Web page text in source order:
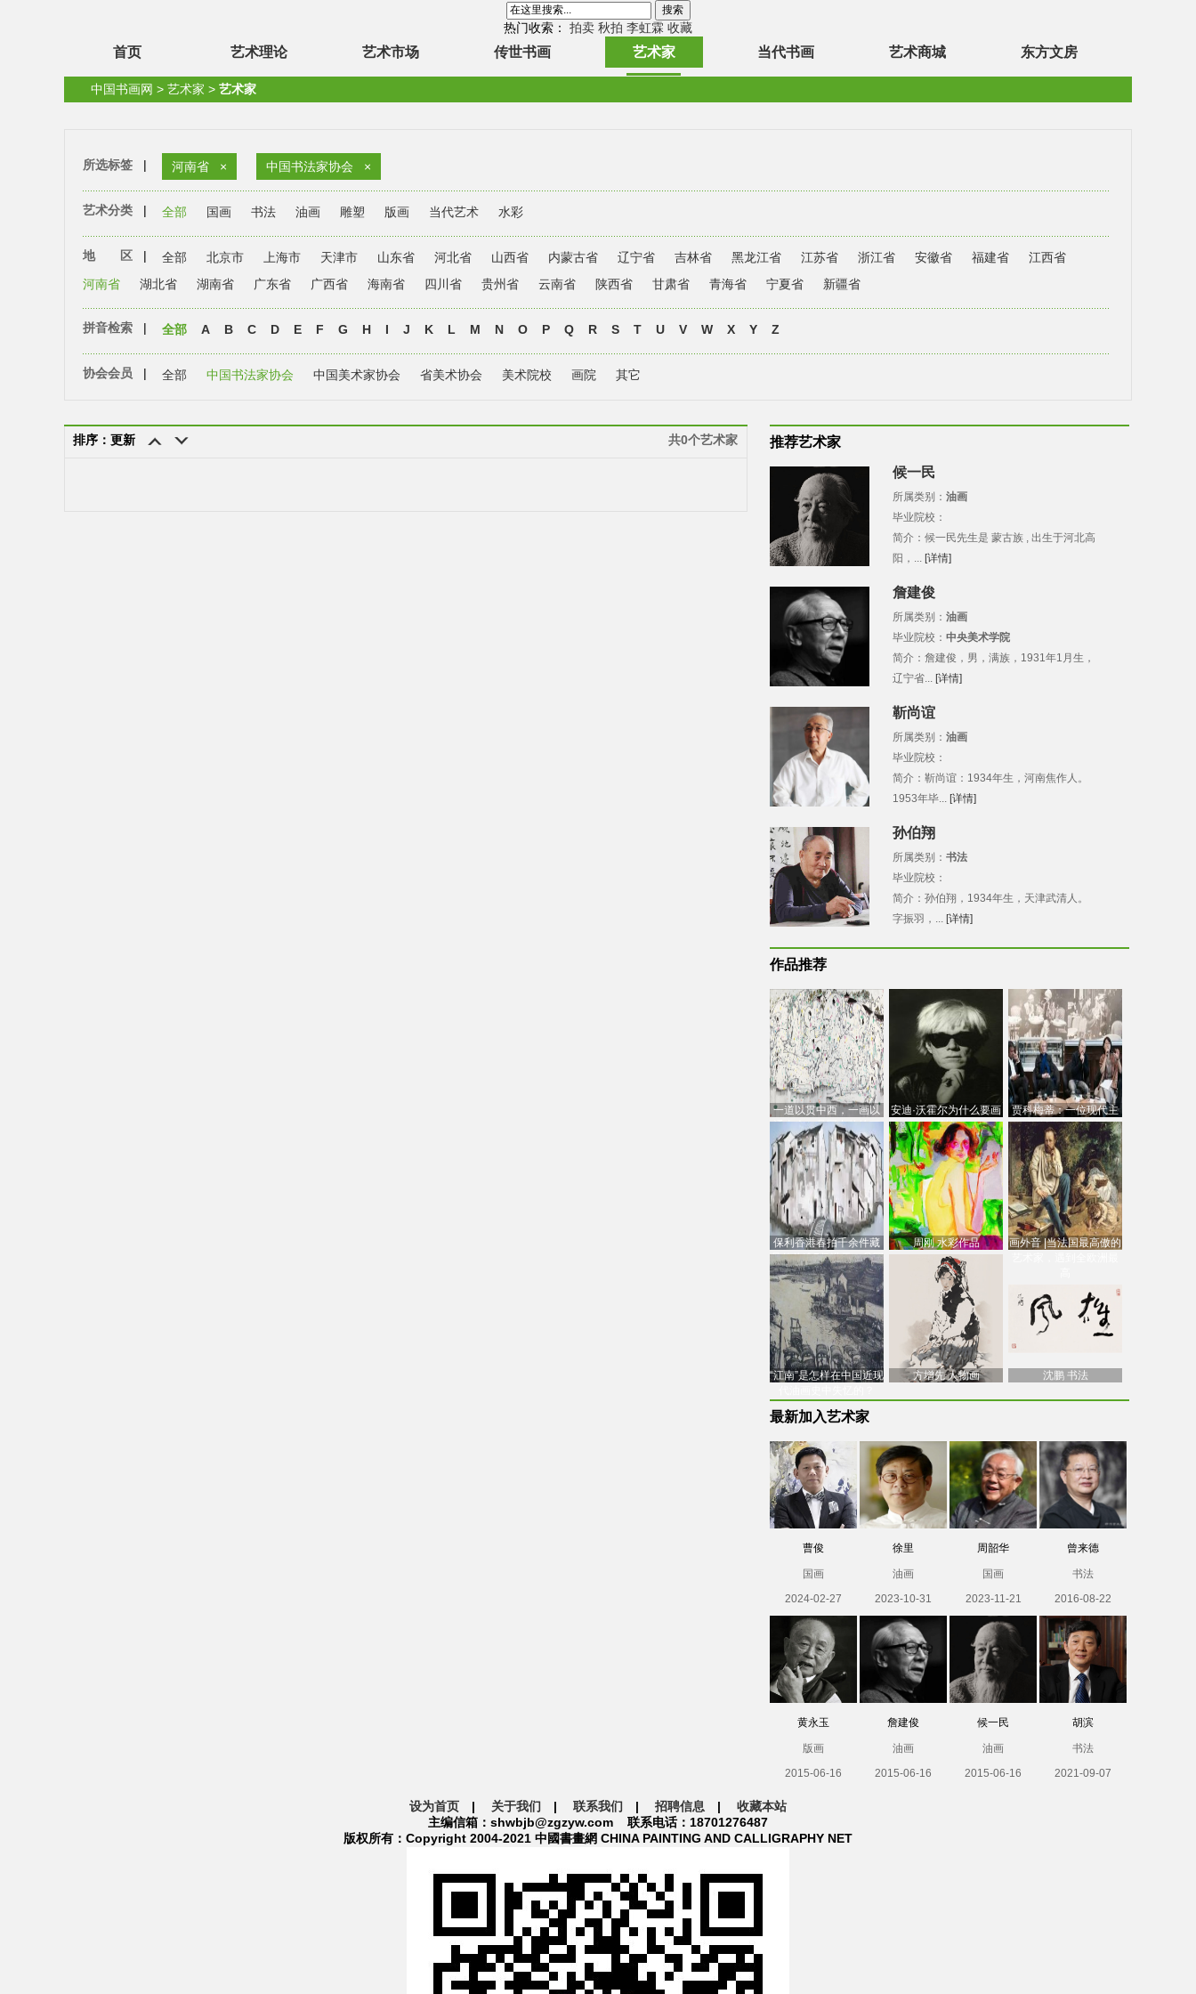
热门收索： 拍卖 秋拍 李虹霖 收藏
首页 艺术理论 艺术市场 传世书画 艺术家 当代书画 艺术商城 东方文房
中国书画网 > 艺术家 > 艺术家
所选标签 | 河南省 × 中国书法家协会 ×
艺术分类 | 全部 国画 书法 油画 雕塑 版画 当代艺术 水彩
地 区 | 全部 北京市 上海市 天津市 山东省 河北省 山西省 内蒙古省 辽宁省 吉林省 黑龙江省 江苏省 浙江省 安徽省 福建省
江西省
河南省
湖北省 湖南省 广东省 广西省 海南省 四川省 贵州省 云南省 陕西省 甘肃省 青海省 宁夏省 新疆省
拼音检索 | 全部 A B C D E F G H I J K L M N O P Q R S T U V W X Y Z
协会会员 | 全部 中国书法家协会 中国美术家协会 省美术协会 美术院校 画院 其它
排序：更新 共0个艺术家 推荐艺术家
候一民
所属类别： 油画
毕业院校：
简介：候一民先生是 蒙古族 , 出生于河北高
阳，... [详情]
詹建俊
所属类别： 油画
毕业院校： 中央美术学院
简介：詹建俊，男，满族，1931年1月生，
辽宁省... [详情]
靳尚谊
所属类别： 油画
毕业院校：
简介：靳尚谊：1934年生，河南焦作人。
1953年毕... [详情]
孙伯翔
所属类别： 书法
毕业院校：
简介：孙伯翔，1934年生，天津武清人。
字振羽，... [详情]
作品推荐
一道以贯中西，一画以
通古今：吴冠中的绘画
创
安迪·沃霍尔为什么要画
芭比
贾科梅蒂：一位现代主
义的“当代”艺术家
保利香港春拍千余件藏
品估价逾7亿港元，吴冠
中
周刚 水彩作品
画外音 |当法国最高傲的
“江南”是怎样在中国近现
方增先 人物画 沈鹏 书法
最新加入艺术家
曹俊
国画
2024-02-27
徐里
油画
2023-10-31
周韶华
国画
2023-11-21
曾来德
书法
2016-08-22
黄永玉
版画
2015-06-16
詹建俊
油画
2015-06-16
候一民
油画
2015-06-16
胡滨
书法
2021-09-07
设为首页 | 关于我们 | 联系我们 | 招聘信息 | 收藏本站
主编信箱：shwbjb@zgzyw.com 联系电话：18701276487
版权所有：Copyright 2004-2021 中國書畫網 CHINA PAINTING AND CALLIGRAPHY NET